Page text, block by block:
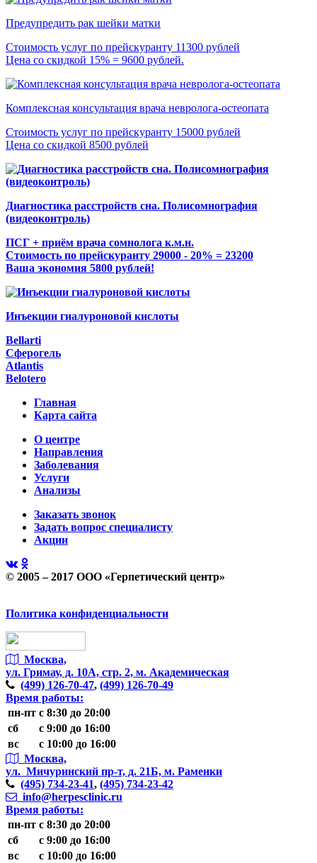
Предупредить рак шейки матки
Стоимость услуг по прейскуранту 11300 рублей
Цена со скидкой 15% = 9600 рублей.
Комплексная консультация врача невролога-остеопата
Стоимость услуг по прейскуранту 15000 рублей
Цена со скидкой 8500 рублей
Диагностика расстройств сна. Полисомнография
(видеоконтроль)
ПСГ + приём врача сомнолога к.м.н.
Стоимость по прейскуранту 29000 - 20% = 23200
Ваша экономия 5800 рублей!
Инъекции гиалуроновой кислоты
Bellarti
Сферогель
Atlantis
Belotero
Главная
Карта сайта
О центре
Направления
Заболевания
Услуги
Анализы
Заказать звонок
Задать вопрос специалисту
Акции
© 2005 – 2017 ООО «Герпетический центр»
Политика конфиденциальности
Москва,
ул. Гримау, д. 10А, стр. 2, м. Академическая
(499) 126-70-47, (499) 126-70-49
Время работы:
пн-пт с 8:30 до 20:00
сб
с 9:00 до 16:00
вс
с 10:00 до 16:00
Москва,
ул. Мичуринский пр-т, д. 21Б, м. Раменки
(495) 734-23-41, (495) 734-23-42
info@herpesclinic.ru
Время работы:
пн-пт с 8:30 до 20:00
сб
с 9:00 до 16:00
вс
с 10:00 до 16:00